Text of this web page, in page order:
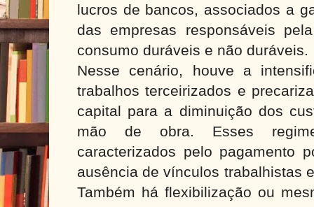
lucros de bancos, associados a
das empresas responsáveis
consumo duráveis e não duráveis.
Nesse cenário, houve a
trabalhos terceirizados e
capital para a diminuição dos
mão de obra. Esses
caracterizados pelo pagamento
ausência de vínculos trabalhistas
Também há flexibilização ou